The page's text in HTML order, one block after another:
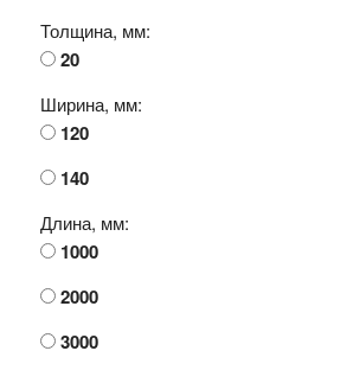
Толщина, мм:
20
Ширина, мм:
120
140
Длина, мм:
1000
2000
3000